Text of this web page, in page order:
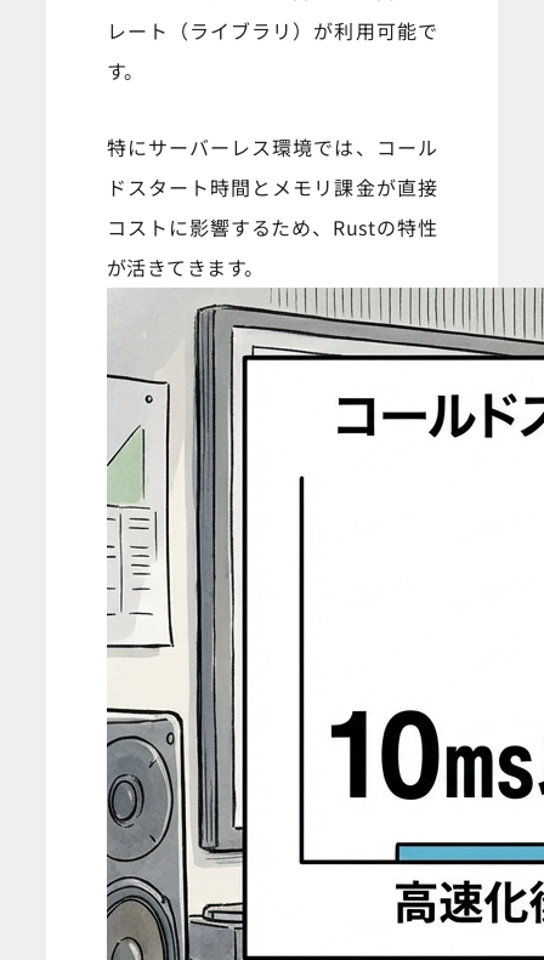
レート（ライブラリ）が利用可能で
す。
特にサーバーレス環境では、コール
ドスタート時間とメモリ課金が直接
コストに影響するため、Rustの特性
が活きてきます。